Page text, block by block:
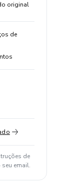
original
de
de
email.